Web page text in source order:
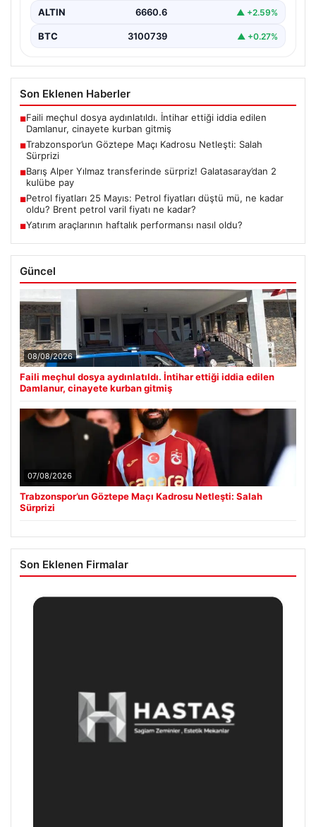
ALTIN 6660.6 ▲ +2.59%
BTC 3100739 ▲ +0.27%
Son Eklenen Haberler
■Faili meçhul dosya aydınlatıldı. İntihar ettiği iddia edilen
Damlanur, cinayete kurban gitmiş
■Trabzonspor’un Göztepe Maçı Kadrosu Netleşti: Salah
Sürprizi
■Barış Alper Yılmaz transferinde sürpriz! Galatasaray’dan 2
kulübe pay
■Petrol fiyatları 25 Mayıs: Petrol fiyatları düştü mü, ne kadar
oldu? Brent petrol varil fiyatı ne kadar?
■Yatırım araçlarının haftalık performansı nasıl oldu?
Güncel
08/08/2026
Faili meçhul dosya aydınlatıldı. İntihar ettiği iddia edilen
Damlanur, cinayete kurban gitmiş
07/08/2026
Trabzonspor’un Göztepe Maçı Kadrosu Netleşti: Salah
Sürprizi
Son Eklenen Firmalar